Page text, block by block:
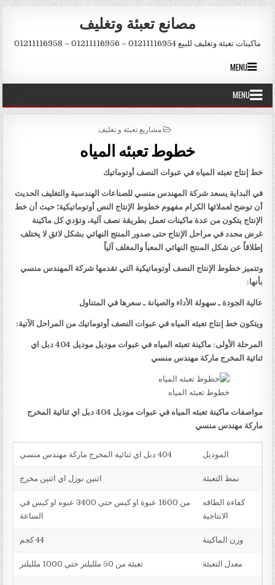
Skip to content
مصانع تعبئة وتغليف
ماكينات تعبئة وتغليف للبيع 01211116954 – 01211116956 – 01211116958
MENU
MENU
POSTED IN
مشاريع تعبئة و تغليف
خطوط تعبئه المياه
خط إنتاج تعبئه المياه في عبوات النصف أوتوماتيك
في البداية يسعد شركة المهندس منسي للصناعات الهندسية والتغليف الحديث
أن توضح لعملائها الكرام مفهوم خطوط الإنتاج النص أوتوماتيكية؛ حيث أن خط
الإنتاج يتكون من عدة ماكينات تعمل بطريقة نصف آلية، وتؤدي كل ماكينة
غرض محدد في مراحل الإنتاج حتى صدور المنتج النهائي بشكل لائق لا يختلف
إطلاقاً عن شكل المنتج النهائي المعبأ والمغلف آلياً
وتتميز خطوط الإنتاج النصف أوتوماتيكية التي تقدمها شركة المهندس منسي
بأنها:
عالية الجودة ـ سهولة الأداء والصيانة ـ سعرها في المتناول
ويتكون خط إنتاج تعبئه المياه في عبوات النصف أوتوماتيك من المراحل الآتية:
المرحلة الأولى: ماكينة تعبئه المياه في عبوات موديل موديل 404 دبل اي
ثنائية المخرج ماركة مهندس منسي
خطوط تعبئه المياه
مواصفات ماكينة تعبئه المياه في عبوات موديل 404 دبل اي ثنائية المخرج
ماركة مهندس منسي
الموديل 404 دبل اي ثنائية المخرج ماركة مهندس منسي
نمط التعبئة اثنين نوزل اي اثنين مخرج
كفاءة الطاقه
الانتاجية
من 1600 عبوة او كيس حتي 3400 عبوه او كيس في
الساعة
وزن الماكينة 44 كجم
معدل التعبئة تعبئة من 50 ملليلتر حتي 1000 ملليلتر